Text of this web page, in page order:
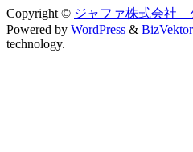
Copyright © ジャファ株式会社
Powered by WordPress &
technology.